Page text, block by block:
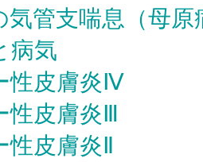
管支喘息（母原
病気
性皮膚炎Ⅳ
皮膚炎Ⅲ
皮膚炎Ⅱ